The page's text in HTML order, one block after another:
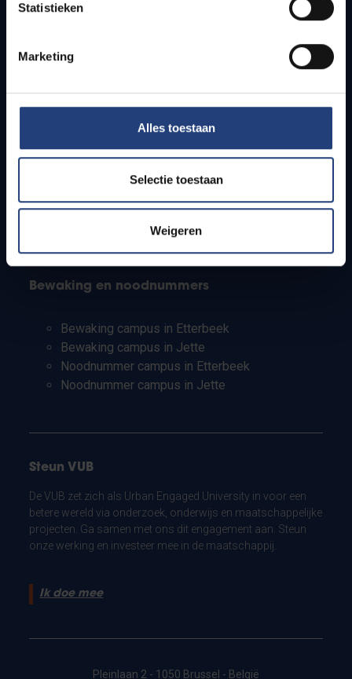
Statistieken
Marketing
Alles toestaan
Selectie toestaan
Weigeren
Bereikbaarheid
Studenten
PhD-studenten
Leerkrachten en secundaire scholen
Bewaking en noodnummers
Bewaking campus in Etterbeek
Bewaking campus in Jette
Noodnummer campus in Etterbeek
Noodnummer campus in Jette
Steun VUB
De VUB zet zich als Urban Engaged University in voor een
betere wereld via onderzoek, onderwijs en maatschappelijke
projecten. Ga samen met ons dit engagement aan. Steun
onze werking en investeer mee in de maatschappij.
Ik doe mee
Pleinlaan 2 - 1050 Brussel - België